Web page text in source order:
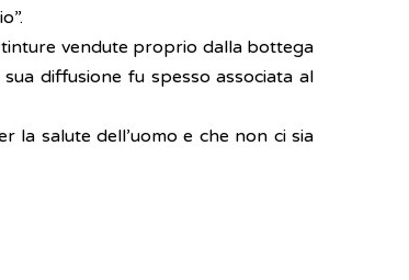
tinture vendute proprio dalla bottega
diffusione fu spesso associata al
la salute dell’uomo e che non ci sia